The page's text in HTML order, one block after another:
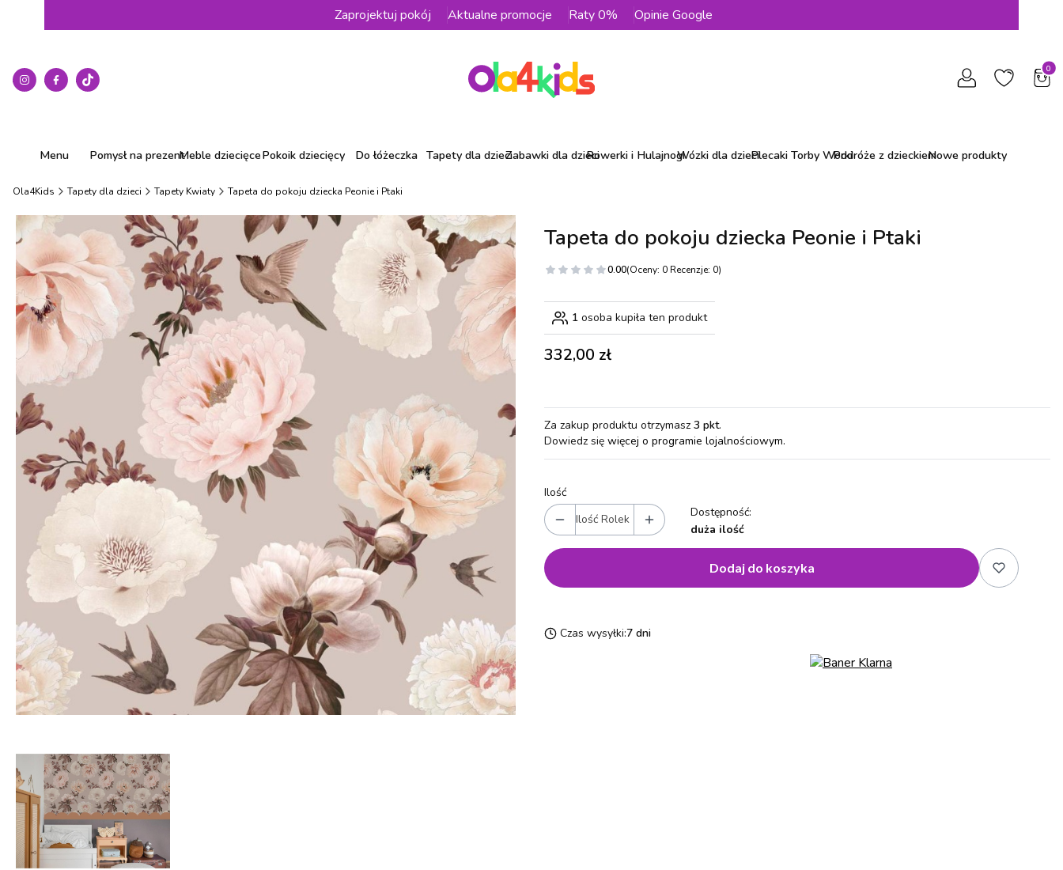
Zaprojektuj pokój Aktualne promocje Raty 0% Opinie Google
Menu Pomysł na prezentMeble dziecięcePokoik dziecięcy Do łóżeczka Tapety dla dzieciZabawki dla dzieciRowerki i HulajnogiWózki dla dzieciPlecaki Torby WorkiPodróże z dzieckiemNowe produkty
Ola4Kids Tapety dla dzieci Tapety Kwiaty Tapeta do pokoju dziecka Peonie i Ptaki
Tapeta do pokoju dziecka Peonie i Ptaki
0.00(Oceny: 0 Recenzje: 0)
1 osoba kupiła ten produkt
Cena
332,00 zł
Za zakup produktu otrzymasz 3 pkt.
Dowiedz się więcej o programie lojalnościowym.
Ilość
Ilość Rolek
Dostępność:
duża ilość
Dodaj do koszyka
Czas wysyłki:7 dni